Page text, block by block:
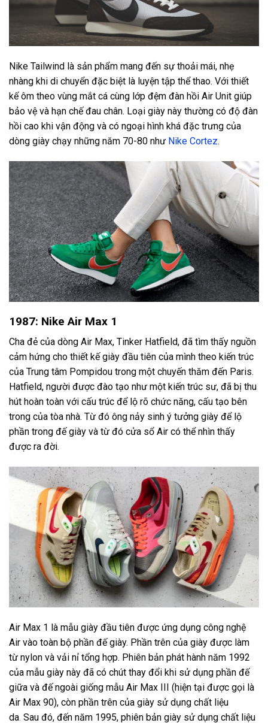
Nike Tailwind là sản phẩm mang đến sự thoải mái, nhẹ
nhàng khi di chuyển đặc biệt là luyện tập thể thao. Với thiết
kế ôm theo vùng mắt cá cùng lớp đệm đàn hồi Air Unit giúp
bảo vệ và hạn chế đau chân. Loại giày này thường có độ đàn
hồi cao khi vận động và có ngoại hình khá đặc trưng của
dòng giày chạy những năm 70-80 như Nike Cortez.
1987: Nike Air Max 1
Cha đẻ của dòng Air Max, Tinker Hatfield, đã tìm thấy nguồn
cảm hứng cho thiết kế giày đầu tiên của mình theo kiến ​​trúc
của Trung tâm Pompidou trong một chuyến thăm đến Paris.
Hatfield, người được đào tạo như một kiến ​​trúc sư, đã bị thu
hút hoàn toàn với cấu trúc để lộ rõ chức năng, cấu tạo bên
trong của tòa nhà. Từ đó ông nảy sinh ý tưởng giày để lộ
phần trong đế giày và từ đó cửa sổ Air có thể nhìn thấy
được ra đời.
Air Max 1 là mẫu giày đầu tiên được ứng dụng công nghệ
Air vào toàn bộ phần đế giày. Phần trên của giày được làm
từ nylon và vải nỉ tổng hợp. Phiên bản phát hành năm 1992
của mẫu giày này đã có chút thay đổi khi sử dụng phần đế
giữa và đế ngoài giống mẫu Air Max III (hiện tại được gọi là
Air Max 90), còn phần trên của giày sử dụng chất liệu
da. Sau đó, đến năm 1995, phiên bản giày sử dụng chất liệu